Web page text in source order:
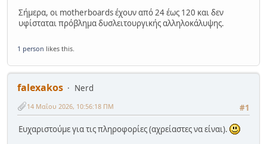
Σήμερα, οι motherboards έχουν από 24 έως 120 και δεν
υφίσταται πρόβλημα δυσλειτουργικής αλληλοκάλυψης.
1 person likes this.
falexakos
Nerd
#1
14 Μαΐου 2026, 10:56:18 ΠΜ
Ευχαριστούμε για τις πληροφορίες (αχρείαστες να είναι).